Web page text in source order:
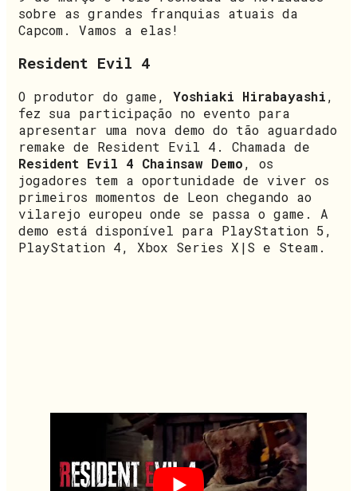
sobre as grandes franquias atuais da
Capcom. Vamos a elas!
Resident Evil 4
O produtor do game, Yoshiaki Hirabayashi,
fez sua participação no evento para
apresentar uma nova demo do tão aguardado
remake de Resident Evil 4. Chamada de
Resident Evil 4 Chainsaw Demo, os
jogadores tem a oportunidade de viver os
primeiros momentos de Leon chegando ao
vilarejo europeu onde se passa o game. A
demo está disponível para PlayStation 5,
PlayStation 4, Xbox Series X|S e Steam.